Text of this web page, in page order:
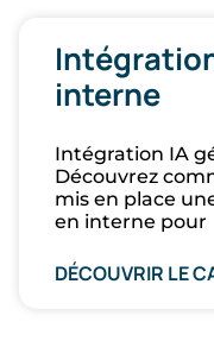
interne
Intégration IA
Découvrez
mis en place
en interne pour
DÉCOUVRIR LE